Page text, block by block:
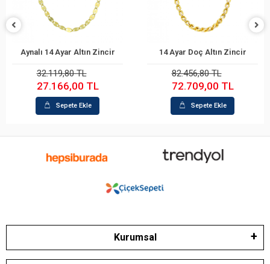
Sepete Ekle
Aynalı 14 Ayar Altın Zincir
32.119,80 TL
27.166,00 TL
Sepete Ekle
Sepete Ekle
14 Ayar Doç Altın Zincir
82.456,80 TL
72.709,00 TL
Sepete Ekle
Kurumsal